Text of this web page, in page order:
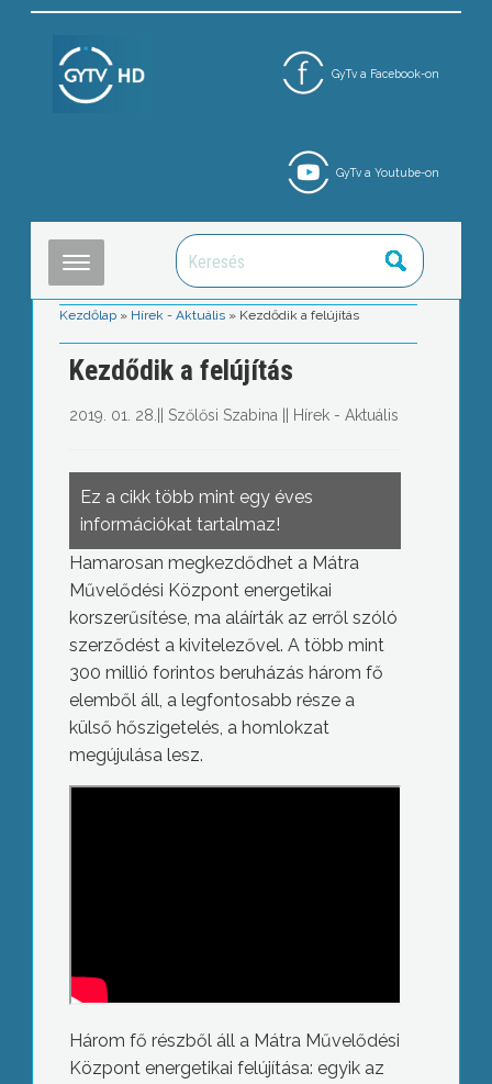
GyTv a Facebook-on
GyTv a Youtube-on
Kezdőlap » Hírek - Aktuális » Kezdődik a felújítás
Kezdődik a felújítás
2019. 01. 28. Szőlősi Szabina Hírek - Aktuális
Ez a cikk több mint egy éves
információkat tartalmaz!
Hamarosan megkezdődhet a Mátra
Művelődési Központ energetikai
korszerűsítése, ma aláírták az erről szóló
szerződést a kivitelezővel. A több mint
300 millió forintos beruházás három fő
elemből áll, a legfontosabb része a
külső hőszigetelés, a homlokzat
megújulása lesz.
Három fő részből áll a Mátra Művelődési
Központ energetikai felújítása: egyik az